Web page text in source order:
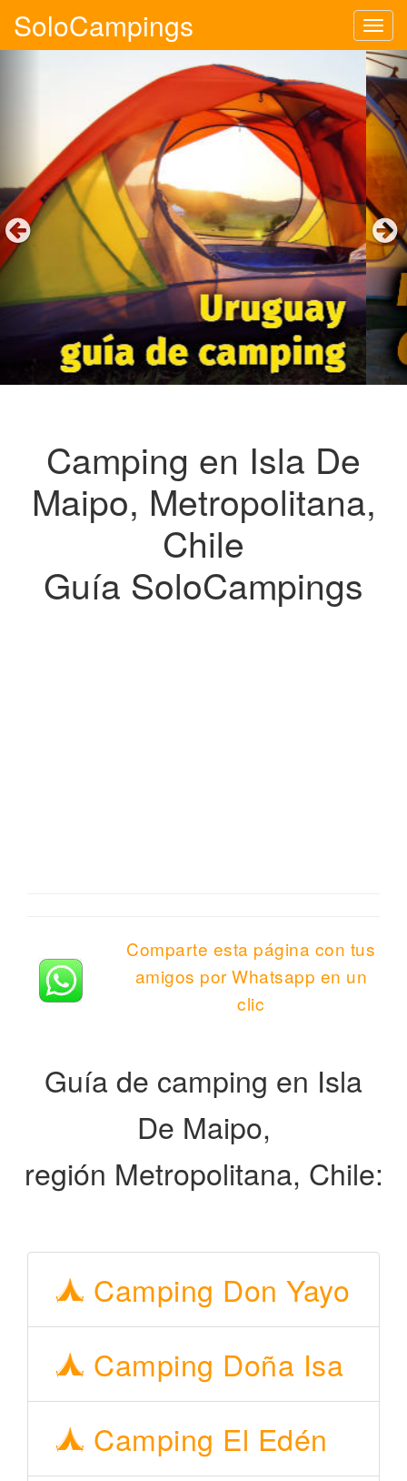
SoloCampings
Camping en Isla De
Maipo, Metropolitana,
Chile
Guía SoloCampings
Comparte esta página con tus
amigos por Whatsapp en un
clic
Guía de camping en Isla
De Maipo,
región Metropolitana, Chile:
Camping Don Yayo
Camping Doña Isa
Camping El Edén